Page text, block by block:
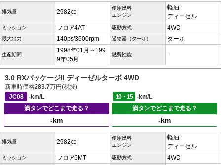
排気量 2982cc
使用燃料
エンジン
軽油
ディーゼル
ミッション フロア4AT 駆動方式 4WD
最大出力 140ps/3600rpm 過給器（ターボ） ターボ
生産期間
1998年01月～199
9年05月
燃費性能 -
3.0 RXパッケージII ディーゼルターボ 4WD
新車時価格283.7万円(税抜)
JC08
-km/L 10・15
-km/L
満タンでどこまで走る？
-km
満タンでどこまで走る？
-km
排気量 2982cc
使用燃料
エンジン
軽油
ディーゼル
ミッション フロア5MT 駆動方式 4WD